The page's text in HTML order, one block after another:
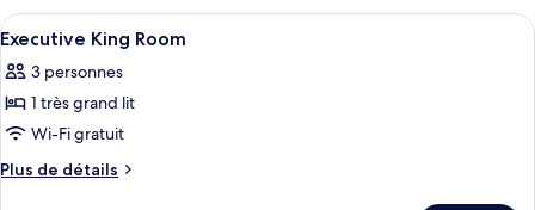
Superior
Twin
Room
type
de
Superior
Twin
Afficher
toutes
les
photos
pour
ce
Minibar, coffres-forts dans les
11
Executive King Room
3 personnes
1 très grand lit
Wi-Fi gratuit
Plus de détails
Plus